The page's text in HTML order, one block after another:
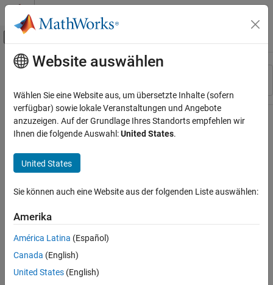
Weiter zum Inhalt
Umschaltung für Off-Canvas-
Ressource
Hauptinhalt
Website auswählen
Wählen Sie eine Website aus, um übersetzte Inhalte (sofern
verfügbar) sowie lokale Veranstaltungen und Angebote
anzuzeigen. Auf der Grundlage Ihres Standorts empfehlen wir
Ihnen die folgende Auswahl:United States.
United States
Sie können auch eine Website aus der folgenden Liste auswählen:
Amerika
América Latina (Español)
Canada (English)
United States (English)